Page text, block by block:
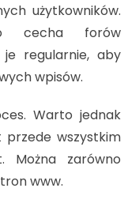
użytkowników.
cecha forów
regularnie, aby
wpisów.
Warto jednak
wszystkim
Można zarówno
www.